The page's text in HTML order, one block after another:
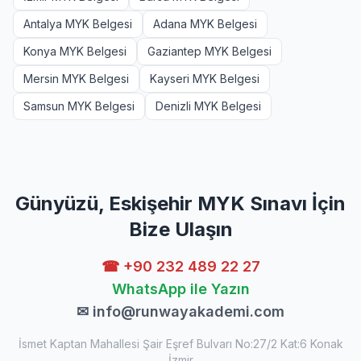
Antalya MYK Belgesi
Adana MYK Belgesi
Konya MYK Belgesi
Gaziantep MYK Belgesi
Mersin MYK Belgesi
Kayseri MYK Belgesi
Samsun MYK Belgesi
Denizli MYK Belgesi
Günyüzü, Eskişehir MYK Sınavı İçin
Bize Ulaşın
☎ +90 232 489 22 27
WhatsApp ile Yazın
✉ info@runwayakademi.com
İsmet Kaptan Mahallesi Şair Eşref Bulvarı No:27/2 Kat:6 Konak